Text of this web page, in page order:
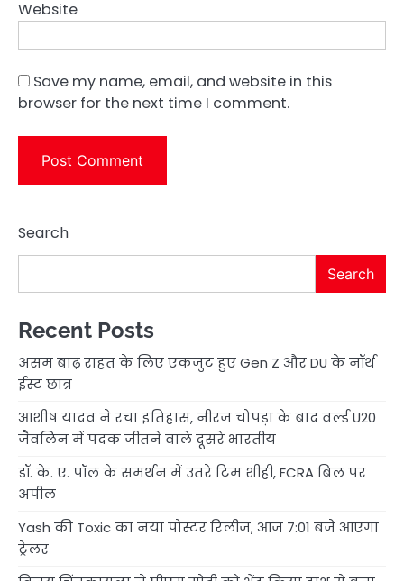
Website
Save my name, email, and website in this
browser for the next time I comment.
Search
Search
Recent Posts
असम बाढ़ राहत के लिए एकजुट हुए Gen Z और DU के नॉर्थ
ईस्ट छात्र
आशीष यादव ने रचा इतिहास, नीरज चोपड़ा के बाद वर्ल्ड U20
जैवलिन में पदक जीतने वाले दूसरे भारतीय
डॉ. के. ए. पॉल के समर्थन में उतरे टिम शीही, FCRA बिल पर
अपील
Yash की Toxic का नया पोस्टर रिलीज, आज 7:01 बजे आएगा
ट्रेलर